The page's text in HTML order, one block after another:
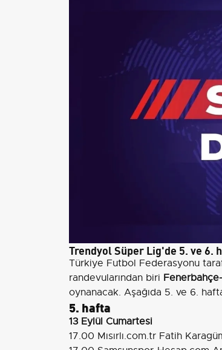
Trendyol Süper Lig'de 5. ve 6.
Türkiye Futbol Federasyonu
randevularından biri
oynanacak. Aşağıda 5. ve 6.
5. hafta
13 Eylül Cumartesi
17.00 Mısırlı.com.tr Fatih